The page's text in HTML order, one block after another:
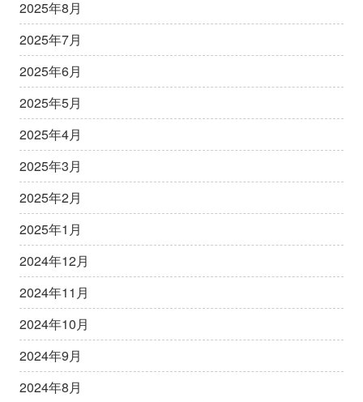
2025年8月
2025年7月
2025年6月
2025年5月
2025年4月
2025年3月
2025年2月
2025年1月
2024年12月
2024年11月
2024年10月
2024年9月
2024年8月